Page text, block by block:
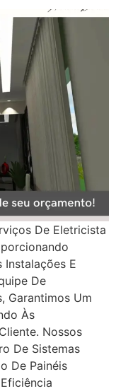
De Eletricista
Instalações E
De
Garantimos Um
Às
Nossos
De Sistemas
De Painéis